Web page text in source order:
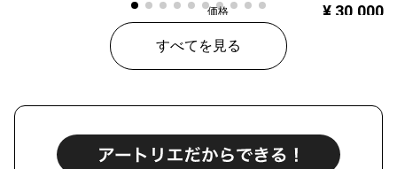
価格
¥ 30,000
すべてを見る